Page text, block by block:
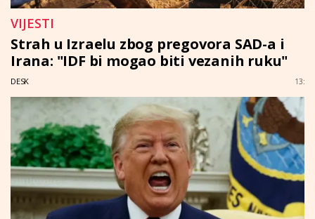
VIJESTI
Strah u Izraelu zbog pregovora SAD-a i
Irana: "IDF bi mogao biti vezanih ruku"
DESK 13: